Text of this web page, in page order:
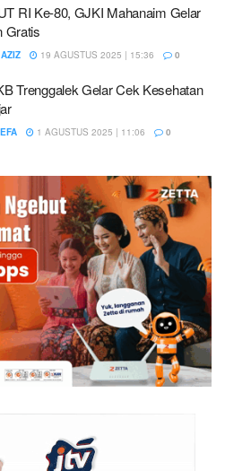
RI Ke-80, GJKI Mahanaim Gelar
Gratis
19 AGUSTUS 2025 | 15:36 0
Trenggalek Gelar Cek Kesehatan
1 AGUSTUS 2025 | 11:06 0